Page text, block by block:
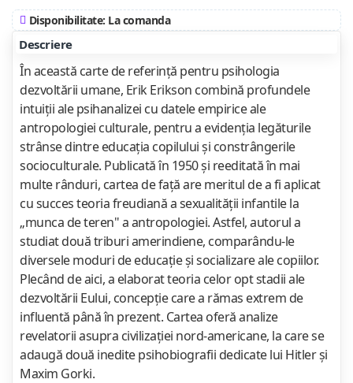
Disponibilitate: La comanda
Descriere
În această carte de referinţă pentru psihologia
dezvoltării umane, Erik Erikson combină profundele
intuiţii ale psihanalizei cu datele empirice ale
antropologiei culturale, pentru a evidenţia legăturile
strânse dintre educaţia copilului şi constrângerile
socioculturale. Publicată în 1950 şi reeditată în mai
multe rânduri, cartea de faţă are meritul de a fi aplicat
cu succes teoria freudiană a sexualităţii infantile la
„munca de teren" a antropologiei. Astfel, autorul a
studiat două triburi amerindiene, comparându-le
diversele moduri de educaţie şi socializare ale copiilor.
Plecând de aici, a elaborat teoria celor opt stadii ale
dezvoltării Eului, concepţie care a rămas extrem de
influentă până în prezent. Cartea oferă analize
revelatorii asupra civilizaţiei nord-americane, la care se
adaugă două inedite psihobiografii dedicate lui Hitler şi
Maxim Gorki.